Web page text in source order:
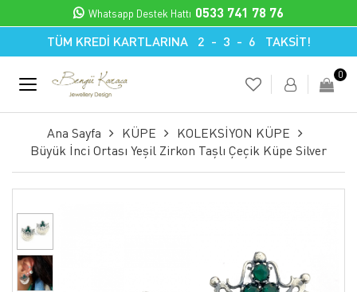
TÜM KREDİ KARTLARINA 2 - 3 - 6 TAKSİT!
Whatsapp Destek Hattı 0533 741 78 76
0
Ana Sayfa KÜPE
KOLEKSİYON KÜPE
Büyük İnci Ortası Yeşil Zirkon Taşlı Çeçik Küpe Silver